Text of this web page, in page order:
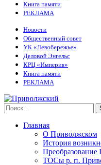
Книга памяти
РЕКЛАМА
Новости
Общественный совет
УК «Левобережье»
Деловой Энгельс
КРЦ «Империя»
Книга памяти
РЕКЛАМА
Главная
О Приволжском
История
ТОСы р. п.